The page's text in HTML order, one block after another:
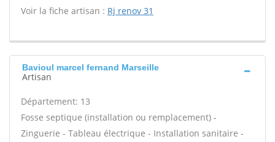
Voir la fiche artisan : Rj renov 31
Bavioul marcel fernand Marseille
Artisan
Département: 13
Fosse septique (installation ou remplacement) -
Zinguerie - Tableau électrique - Installation sanitaire -